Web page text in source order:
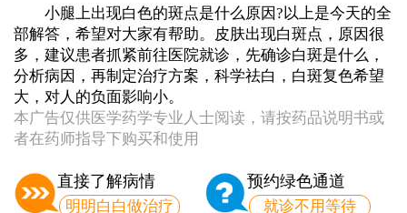
小腿上出现白色的斑点是什么原因?以上是今天的全
部解答，希望对大家有帮助。皮肤出现白斑点，原因很
多，建议患者抓紧前往医院就诊，先确诊白斑是什么，
分析病因，再制定治疗方案，科学祛白，白斑复色希望
大，对人的负面影响小。
本广告仅供医学药学专业人士阅读，请按药品说明书或
者在药师指导下购买和使用
直接了解病情
明明白白做治疗
预约绿色通道
就诊不用等待